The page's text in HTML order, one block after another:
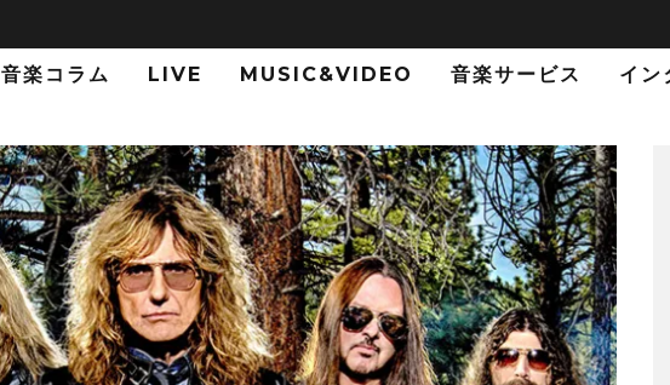
音楽コラム LIVE MUSIC&VIDEO 音楽サービス イン